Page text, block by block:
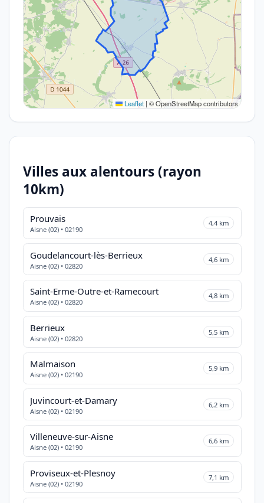
Leaflet | © OpenStreetMap contributors
Villes aux alentours (rayon
10km)
Prouvais
Aisne (02) • 02190
4,4 km
Goudelancourt-lès-Berrieux
Aisne (02) • 02820
4,6 km
Saint-Erme-Outre-et-Ramecourt
Aisne (02) • 02820
4,8 km
Berrieux
Aisne (02) • 02820
5,5 km
Malmaison
Aisne (02) • 02190
5,9 km
Juvincourt-et-Damary
Aisne (02) • 02190
6,2 km
Villeneuve-sur-Aisne
Aisne (02) • 02190
6,6 km
Proviseux-et-Plesnoy
Aisne (02) • 02190
7,1 km